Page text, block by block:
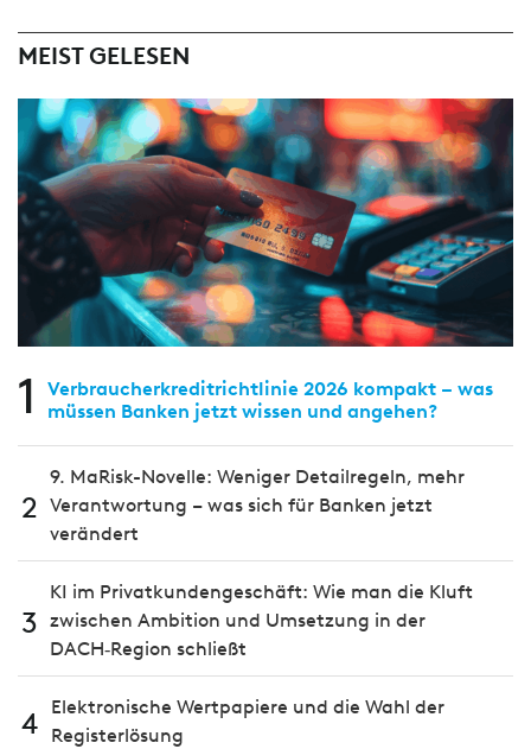
MEIST GELESEN
1
Verbraucherkreditrichtlinie 2026 kompakt – was
müssen Banken jetzt wissen und angehen?
2
9. MaRisk-Novelle: Weniger Detailregeln, mehr
Verantwortung – was sich für Banken jetzt
verändert
3
KI im Privatkundengeschäft: Wie man die Kluft
zwischen Ambition und Umsetzung in der
DACH‑Region schließt
4
Elektronische Wertpapiere und die Wahl der
Registerlösung